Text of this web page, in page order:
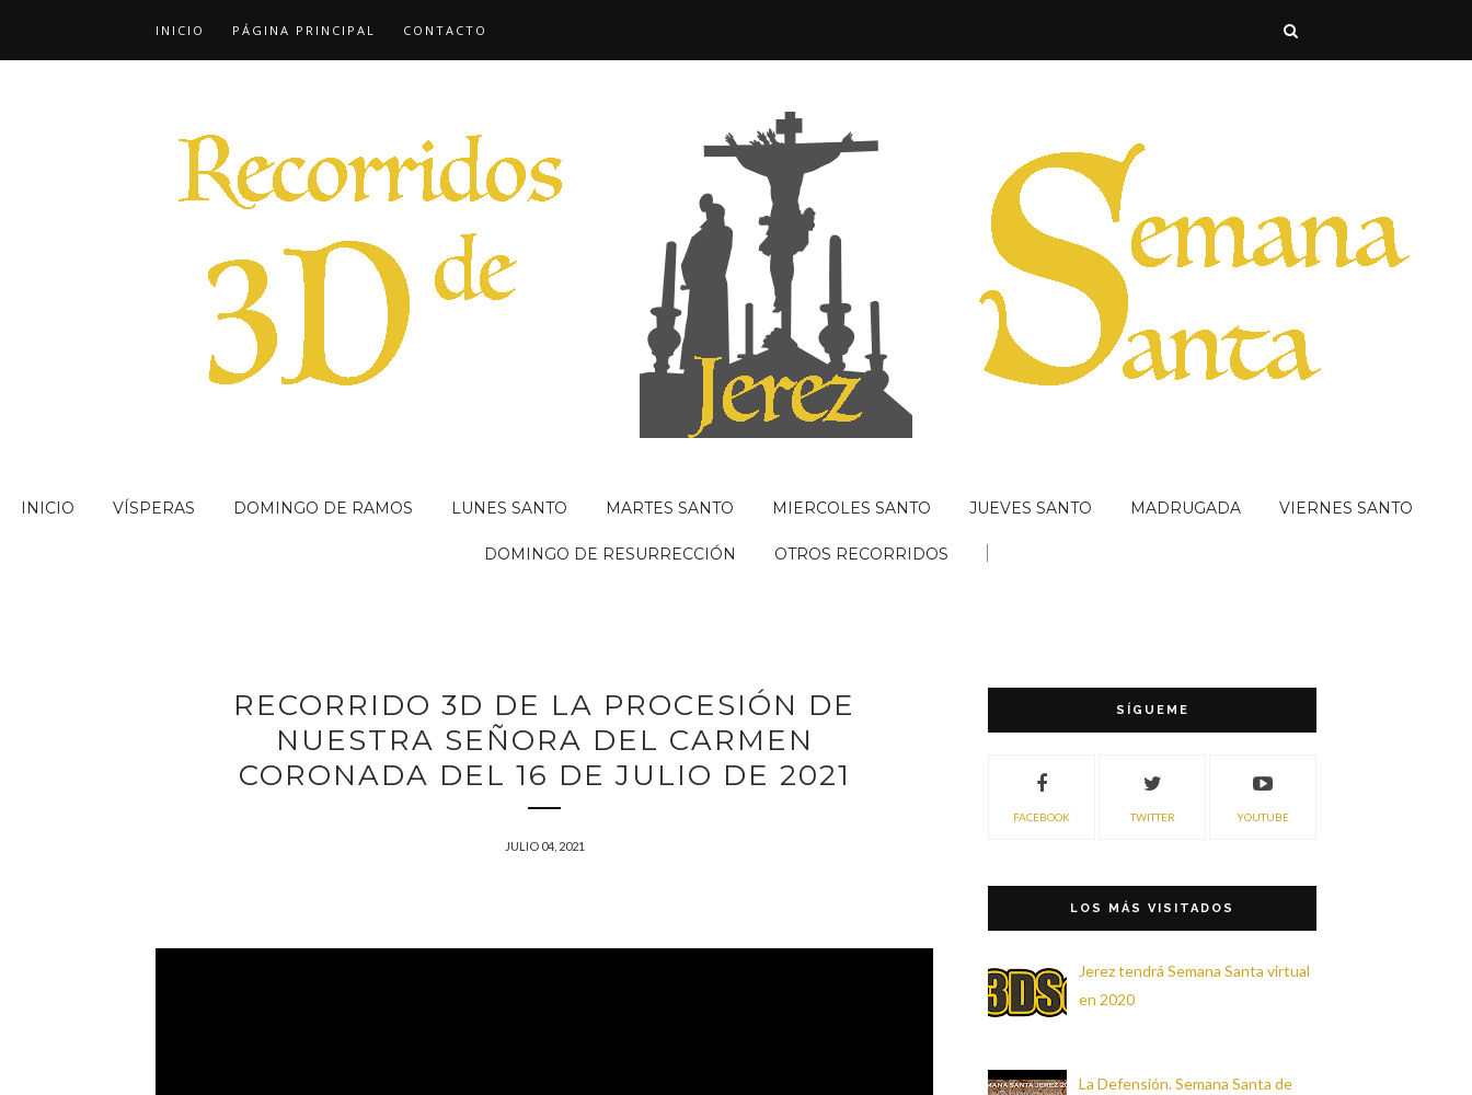
INICIO PÁGINA PRINCIPAL CONTACTO
INICIO VÍSPERAS DOMINGO DE RAMOS LUNES SANTO MARTES SANTO MIERCOLES SANTO JUEVES SANTO MADRUGADA VIERNES SANTO
DOMINGO DE RESURRECCIÓN OTROS RECORRIDOS
RECORRIDO 3D DE LA PROCESIÓN DE
NUESTRA SEÑORA DEL CARMEN
CORONADA DEL 16 DE JULIO DE 2021
JULIO 04, 2021
SÍGUEME
FACEBOOK TWITTER YOUTUBE
LOS MÁS VISITADOS
Jerez tendrá Semana Santa virtual
en 2020
La Defensión. Semana Santa de